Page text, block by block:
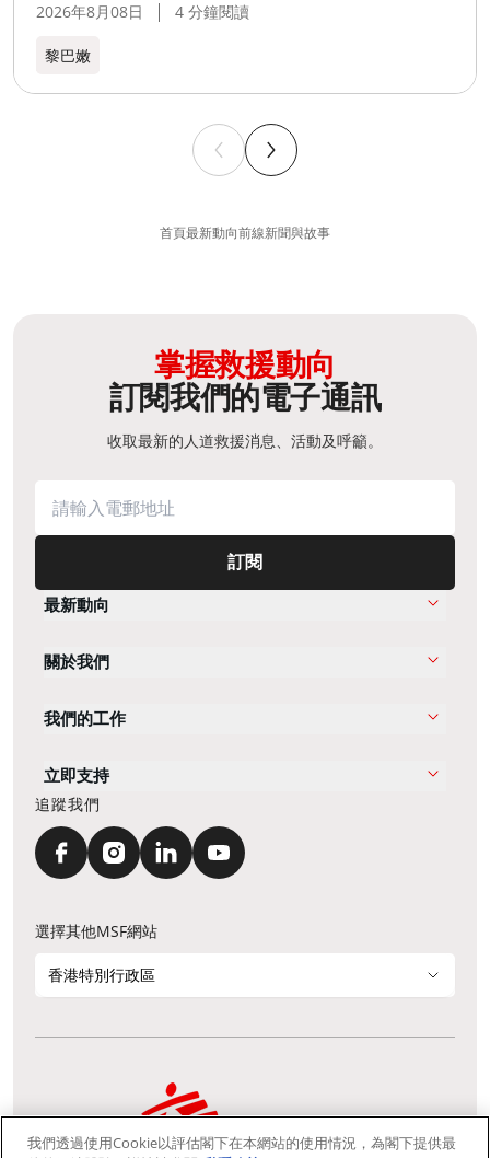
2026年8月08日 4 分鐘閱讀
黎巴嫩​
首頁最新動向前線新聞與故事
掌握救援動向
訂閱我們的電子通訊
收取最新的人道救援消息、活動及呼籲。
訂閱
最新動向
關於我們
我們的工作
立即支持
追蹤我們
選擇其他MSF網站
香港特別行政區
我們透過使用Cookie以評估閣下在本網站的使用情況，為閣下提供最